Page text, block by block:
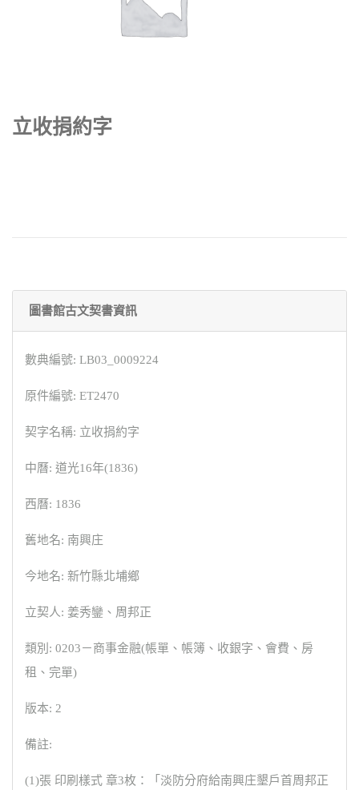
立收捐約字
圖書館古文契書資訊
數典編號: LB03_0009224
原件編號: ET2470
契字名稱: 立收捐約字
中曆: 道光16年(1836)
西曆: 1836
舊地名: 南興庄
今地名: 新竹縣北埔鄉
立契人: 姜秀鑾、周邦正
類別: 0203－商事金融(帳單、帳簿、收銀字、會費、房
租、完單)
版本: 2
備註:
(1)張 印刷樣式 章3枚：「淡防分府給南興庄墾戶首周邦正